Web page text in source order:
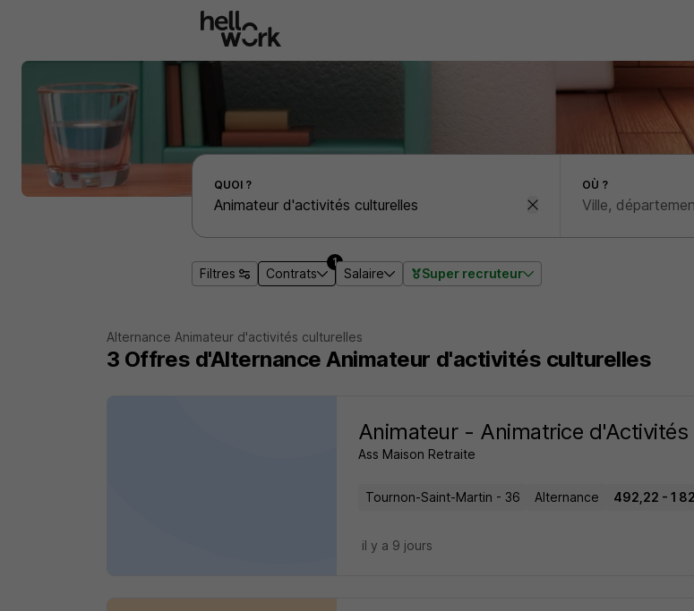
Effectuer une recherche d'emploi par localité
QUOI ? OÙ ?
Filtres Contrats
1
Salaire Super recruteur
Alternance Animateur d'activités culturelles
3 Offres d'Alternance Animateur d'activités culturelles
Animateur - Animatrice
Ass Maison Retraite
Tournon-Saint-Martin - 36 Alternance 492,22 - 1
il y a 9 jours